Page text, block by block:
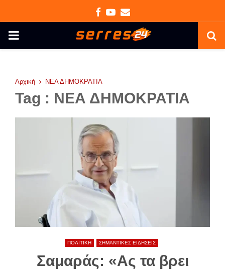
Facebook
Youtube
Email
PRIMARY
Αρχική ΝΕΑ ΔΗΜΟΚΡΑΤΙΑ
Tag : ΝΕΑ ΔΗΜΟΚΡΑΤΙΑ
ΠΟΛΙΤΙΚΗ ΣΗΜΑΝΤΙΚΕΣ ΕΙΔΗΣΕΙΣ
Σαμαράς: «Ας τα βρει